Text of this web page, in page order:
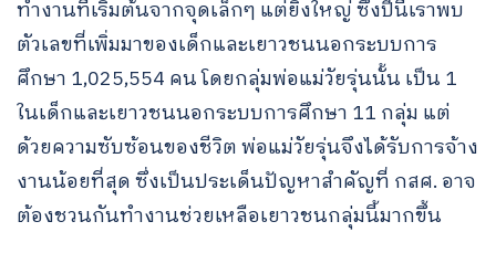
ทำงานที่เริ่มต้นจากจุดเล็กๆ แต่ยิ่งใหญ่ ซึ่งปีนี้เราพบ
ตัวเลขที่เพิ่มมาของเด็กและเยาวชนนอกระบบการ
ศึกษา 1,025,554 คน โดยกลุ่มพ่อแม่วัยรุ่นนั้น เป็น 1
ในเด็กและเยาวชนนอกระบบการศึกษา 11 กลุ่ม แต่
ด้วยความซับซ้อนของชีวิต พ่อแม่วัยรุ่นจึงได้รับการจ้าง
งานน้อยที่สุด ซึ่งเป็นประเด็นปัญหาสำคัญที่ กสศ. อาจ
ต้องชวนกันทำงานช่วยเหลือเยาวชนกลุ่มนี้มากขึ้น